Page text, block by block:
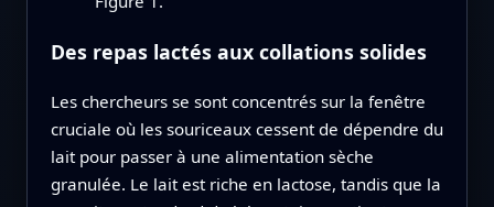
Des repas lactés aux collations solides
Les chercheurs se sont concentrés sur la fenêtre
cruciale où les souriceaux cessent de dépendre du
lait pour passer à une alimentation sèche
granulée. Le lait est riche en lactose, tandis que la